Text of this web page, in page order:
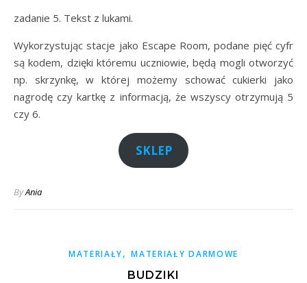
zadanie 5. Tekst z lukami.
Wykorzystując stacje jako Escape Room, podane pięć cyfr
są kodem, dzięki któremu uczniowie, będą mogli otworzyć
np. skrzynkę, w której możemy schować cukierki jako
nagrodę czy kartkę z informacją, że wszyscy otrzymują 5
czy 6.
SKLEP
ByAnia
MATERIAŁY,MATERIAŁY DARMOWE
BUDZIKI